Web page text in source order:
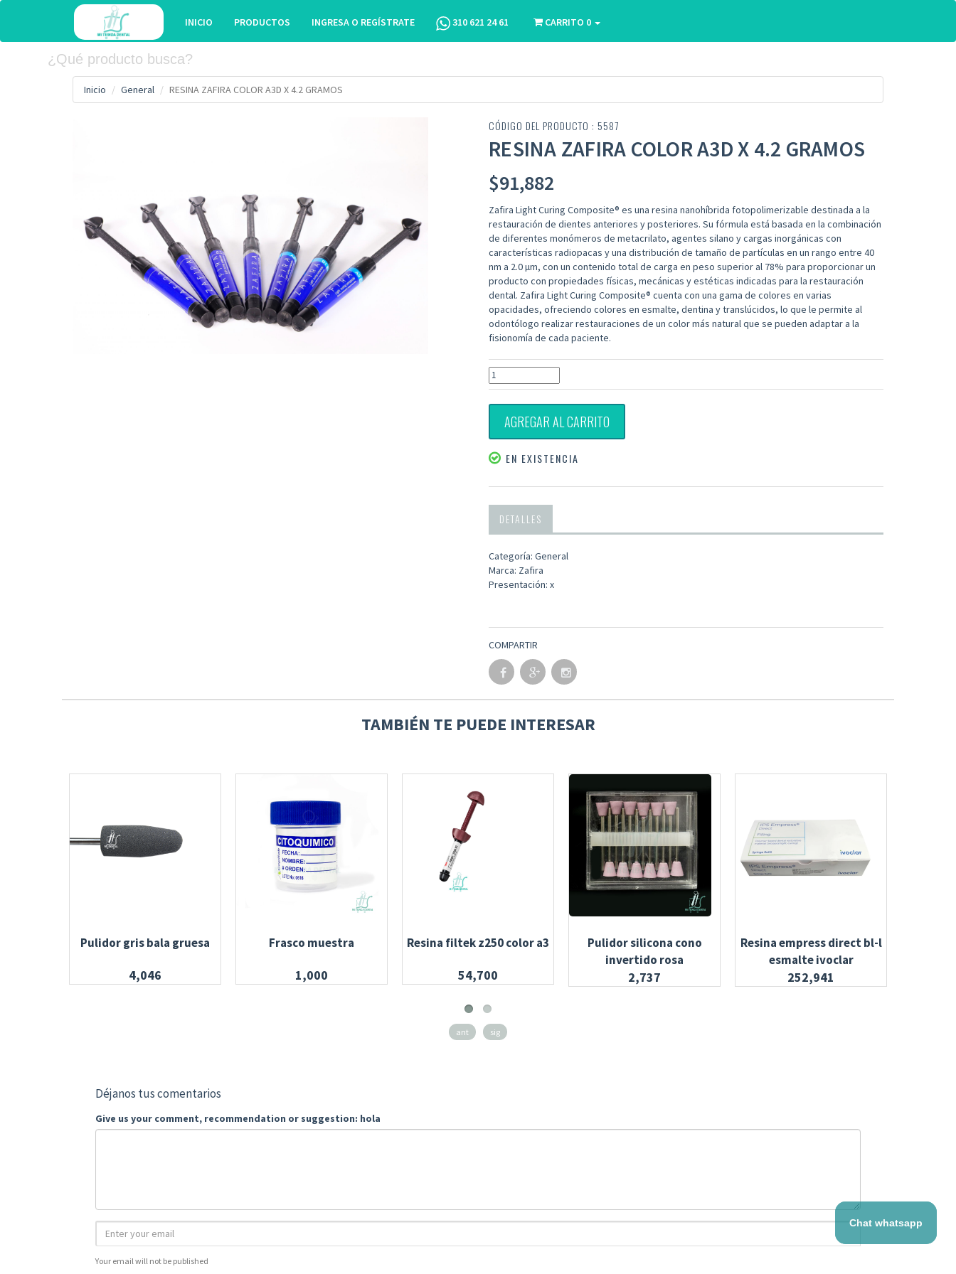
INICIO PRODUCTOS INGRESA O REGÍSTRATE 310 621 24 61 CARRITO 0
Inicio General RESINA ZAFIRA COLOR A3D X 4.2 GRAMOS
CÓDIGO DEL PRODUCTO : 5587
RESINA ZAFIRA COLOR A3D X 4.2 GRAMOS
$91,882
Zafira Light Curing Composite® es una resina nanohíbrida fotopolimerizable destinada a la
restauración de dientes anteriores y posteriores. Su fórmula está basada en la combinación
de diferentes monómeros de metacrilato, agentes silano y cargas inorgánicas con
características radiopacas y una distribución de tamaño de partículas en un rango entre 40
nm a 2.0 µm, con un contenido total de carga en peso superior al 78% para proporcionar un
producto con propiedades físicas, mecánicas y estéticas indicadas para la restauración
dental. Zafira Light Curing Composite® cuenta con una gama de colores en varias
opacidades, ofreciendo colores en esmalte, dentina y translúcidos, lo que le permite al
odontólogo realizar restauraciones de un color más natural que se pueden adaptar a la
fisionomía de cada paciente.
AGREGAR AL CARRITO
EN EXISTENCIA
DETALLES
Categoría: General
Marca: Zafira
Presentación: x
COMPARTIR
TAMBIÉN TE PUEDE INTERESAR
Pulidor gris bala gruesa
4,046
Frasco muestra
1,000
Resina filtek z250 color a3
54,700
Pulidor silicona cono
invertido rosa
2,737
Resina empress direct bl-l
esmalte ivoclar
252,941
ant sig
Déjanos tus comentarios
Give us your comment, recommendation or suggestion: hola
Your email will not be published
Chat whatsapp